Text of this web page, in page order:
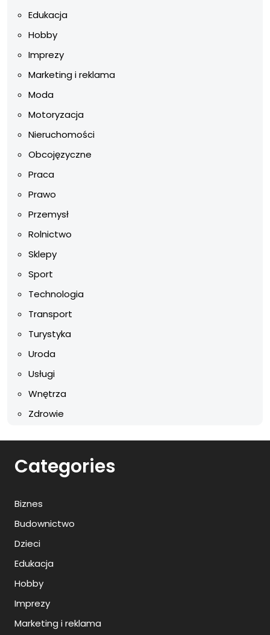
Edukacja
Hobby
Imprezy
Marketing i reklama
Moda
Motoryzacja
Nieruchomości
Obcojęzyczne
Praca
Prawo
Przemysł
Rolnictwo
Sklepy
Sport
Technologia
Transport
Turystyka
Uroda
Usługi
Wnętrza
Zdrowie
Categories
Biznes
Budownictwo
Dzieci
Edukacja
Hobby
Imprezy
Marketing i reklama